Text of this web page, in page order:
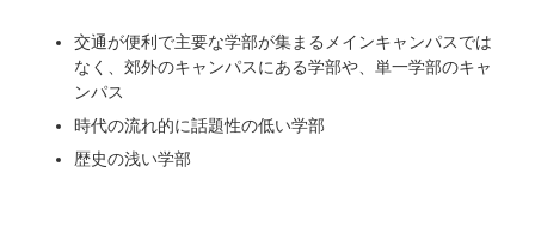
交通が便利で主要な学部が集まるメインキャンパスでは
なく、郊外のキャンパスにある学部や、単一学部のキャ
ンパス
時代の流れ的に話題性の低い学部
歴史の浅い学部